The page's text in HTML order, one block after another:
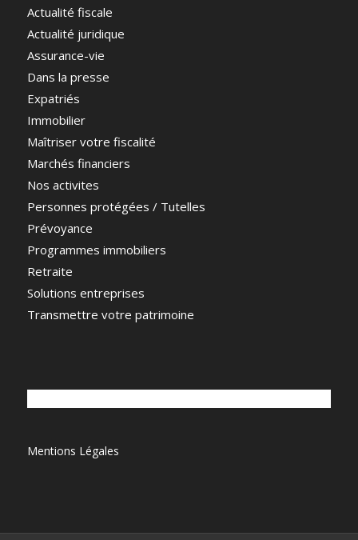
Actualité fiscale
Actualité juridique
Assurance-vie
Dans la presse
Expatriés
Immobilier
Maîtriser votre fiscalité
Marchés financiers
Nos activites
Personnes protégées / Tutelles
Prévoyance
Programmes immobiliers
Retraite
Solutions entreprises
Transmettre votre patrimoine
Mentions Légales